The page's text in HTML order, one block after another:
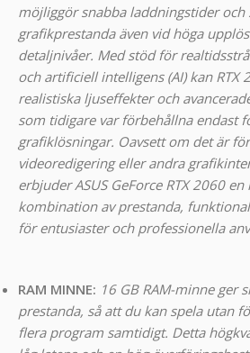
möjliggör snabba laddningstider och
grafikprestanda även vid höga
detaljnivåer. Med stöd för
och artificiell intelligens (AI) kan RTX
realistiska ljuseffekter och
som tidigare var förbehållna endast
grafiklösningar. Oavsett om det är
videoredigering eller andra
erbjuder ASUS GeForce RTX 2060
kombination av prestanda,
för entusiaster och professionella
RAM MINNE: 16 GB RAM-minne ger
prestanda, så att du kan spela utan
flera program samtidigt. Detta